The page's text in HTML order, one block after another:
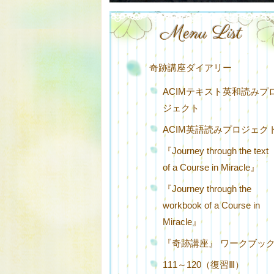
Menu List
奇跡講座ダイアリー
ACIMテキスト英和読みプ
ジェクト
ACIM英語読みプロジェク
『Journey through the text
of a Course in Miracle』
『Journey through the
workbook of a Course in
Miracle』
『奇跡講座』 ワークブッ
111～120（復習Ⅲ）